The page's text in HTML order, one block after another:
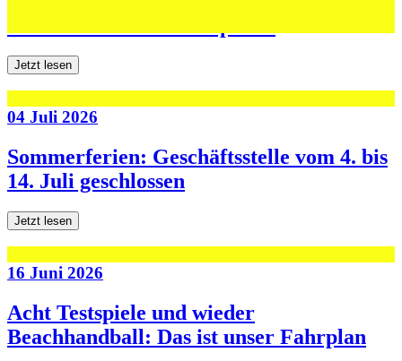
Jetzt lesen
04 Juli 2026
Sommerferien: Geschäftsstelle vom 4. bis
14. Juli geschlossen
Jetzt lesen
16 Juni 2026
Acht Testspiele und wieder
Beachhandball: Das ist unser Fahrplan